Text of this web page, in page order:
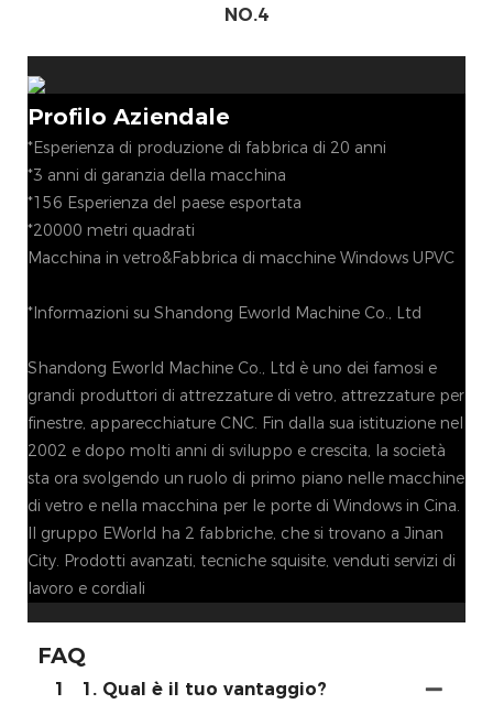
NO.4
Profilo Aziendale
*Esperienza di produzione di fabbrica di 20 anni
*3 anni di garanzia della macchina
*156 Esperienza del paese esportata
*20000 metri quadrati
Macchina in vetro&Fabbrica di macchine Windows UPVC
*Informazioni su Shandong Eworld Machine Co., Ltd
Shandong Eworld Machine Co., Ltd è uno dei famosi e
grandi produttori di attrezzature di vetro, attrezzature per
finestre, apparecchiature CNC. Fin dalla sua istituzione nel
2002 e dopo molti anni di sviluppo e crescita, la società
sta ora svolgendo un ruolo di primo piano nelle macchine
di vetro e nella macchina per le porte di Windows in Cina.
Il gruppo EWorld ha 2 fabbriche, che si trovano a Jinan
City. Prodotti avanzati, tecniche squisite, venduti servizi di
lavoro e cordiali
FAQ
1 1. Qual è il tuo vantaggio?